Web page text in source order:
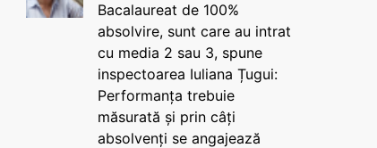
Bacalaureat de 100%
absolvire, sunt care au intrat
cu media 2 sau 3, spune
inspectoarea Iuliana Țugui:
Performanța trebuie
măsurată și prin câți
absolvenți se angajează